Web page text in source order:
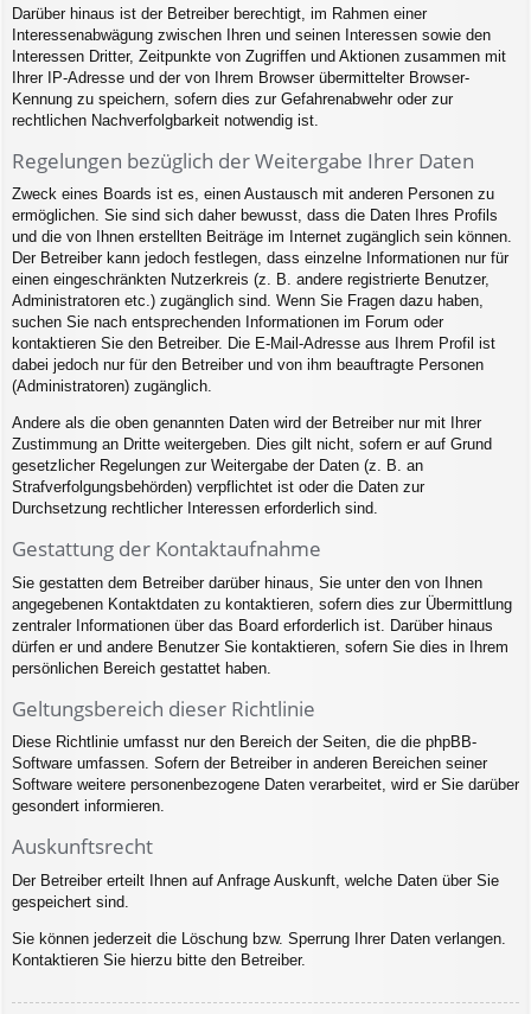
Darüber hinaus ist der Betreiber berechtigt, im Rahmen einer
Interessenabwägung zwischen Ihren und seinen Interessen sowie den
Interessen Dritter, Zeitpunkte von Zugriffen und Aktionen zusammen mit
Ihrer IP-Adresse und der von Ihrem Browser übermittelter Browser-
Kennung zu speichern, sofern dies zur Gefahrenabwehr oder zur
rechtlichen Nachverfolgbarkeit notwendig ist.
Regelungen bezüglich der Weitergabe Ihrer Daten
Zweck eines Boards ist es, einen Austausch mit anderen Personen zu
ermöglichen. Sie sind sich daher bewusst, dass die Daten Ihres Profils
und die von Ihnen erstellten Beiträge im Internet zugänglich sein können.
Der Betreiber kann jedoch festlegen, dass einzelne Informationen nur für
einen eingeschränkten Nutzerkreis (z. B. andere registrierte Benutzer,
Administratoren etc.) zugänglich sind. Wenn Sie Fragen dazu haben,
suchen Sie nach entsprechenden Informationen im Forum oder
kontaktieren Sie den Betreiber. Die E-Mail-Adresse aus Ihrem Profil ist
dabei jedoch nur für den Betreiber und von ihm beauftragte Personen
(Administratoren) zugänglich.
Andere als die oben genannten Daten wird der Betreiber nur mit Ihrer
Zustimmung an Dritte weitergeben. Dies gilt nicht, sofern er auf Grund
gesetzlicher Regelungen zur Weitergabe der Daten (z. B. an
Strafverfolgungsbehörden) verpflichtet ist oder die Daten zur
Durchsetzung rechtlicher Interessen erforderlich sind.
Gestattung der Kontaktaufnahme
Sie gestatten dem Betreiber darüber hinaus, Sie unter den von Ihnen
angegebenen Kontaktdaten zu kontaktieren, sofern dies zur Übermittlung
zentraler Informationen über das Board erforderlich ist. Darüber hinaus
dürfen er und andere Benutzer Sie kontaktieren, sofern Sie dies in Ihrem
persönlichen Bereich gestattet haben.
Geltungsbereich dieser Richtlinie
Diese Richtlinie umfasst nur den Bereich der Seiten, die die phpBB-
Software umfassen. Sofern der Betreiber in anderen Bereichen seiner
Software weitere personenbezogene Daten verarbeitet, wird er Sie darüber
gesondert informieren.
Auskunftsrecht
Der Betreiber erteilt Ihnen auf Anfrage Auskunft, welche Daten über Sie
gespeichert sind.
Sie können jederzeit die Löschung bzw. Sperrung Ihrer Daten verlangen.
Kontaktieren Sie hierzu bitte den Betreiber.